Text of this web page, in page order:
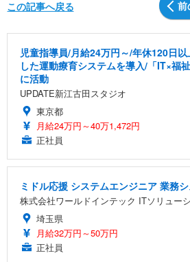
前
この記事へ戻る
児童指導員/月給24万円～/年休120日
した運動療育システムを導入/「IT×福
に活動
UPDATE新江古田スタジオ
東京都
月給24万円～40万1,472円
正社員
ミドル応援 システムエンジニア 業務
株式会社ワールドインテック ITソリュー
埼玉県
月給32万円～50万円
正社員